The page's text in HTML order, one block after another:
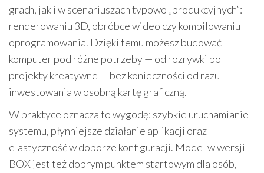
grach, jak i w scenariuszach typowo „produkcyjnych”:
renderowaniu 3D, obróbce wideo czy kompilowaniu
oprogramowania. Dzięki temu możesz budować
komputer pod różne potrzeby — od rozrywki po
projekty kreatywne — bez konieczności od razu
inwestowania w osobną kartę graficzną.
W praktyce oznacza to wygodę: szybkie uruchamianie
systemu, płynniejsze działanie aplikacji oraz
elastyczność w doborze konfiguracji. Model w wersji
BOX jest też dobrym punktem startowym dla osób,